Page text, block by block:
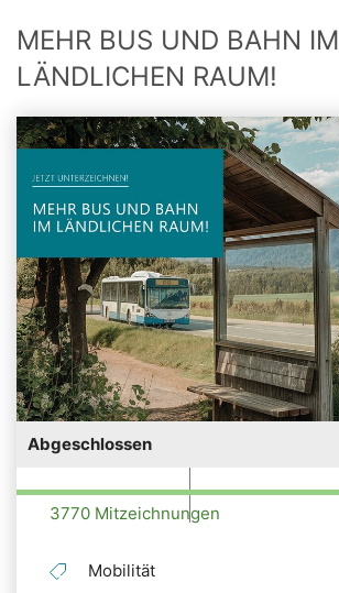
MEHR BUS UND BAHN IM
LÄNDLICHEN RAUM!
Abgeschlossen
3770 Mitzeichnungen
Mobilität